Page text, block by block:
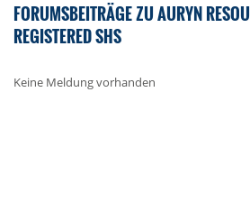
FORUMSBEITRÄGE ZU AURYN
REGISTERED SHS
Keine Meldung vorhanden